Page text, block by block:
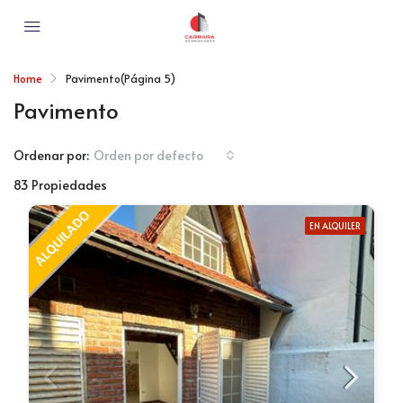
Home Pavimento(Página 5)
Pavimento
83 Propiedades
Ordenar por: Orden por defecto
EN ALQUILER